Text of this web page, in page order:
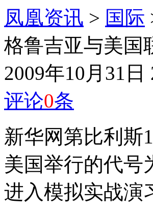
凤凰资讯 > 国际
格鲁吉亚与美国
2009年10月31日
评论0条
新华网第比利斯
美国举行的代号
进入模拟实战演